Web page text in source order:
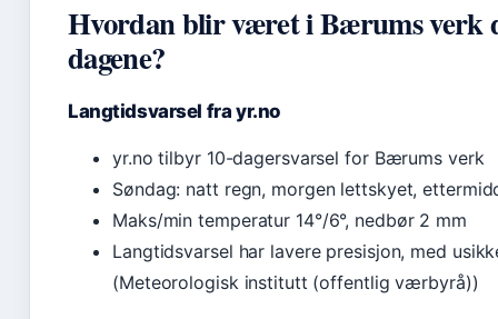
Hvordan blir været i Bærums verk
dagene?
Langtidsvarsel fra yr.no
yr.no tilbyr 10-dagersvarsel for Bærums verk
Søndag: natt regn, morgen lettskyet,
Maks/min temperatur 14°/6°, nedbør 2 mm
Langtidsvarsel har lavere presisjon, med
(Meteorologisk institutt (offentlig værbyrå))